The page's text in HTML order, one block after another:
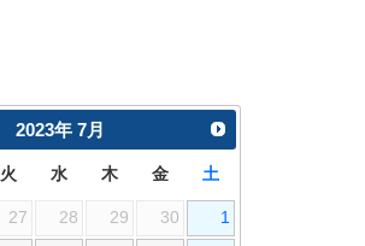
2023年 7月
火 水 木 金 土
27 28 29 30 1